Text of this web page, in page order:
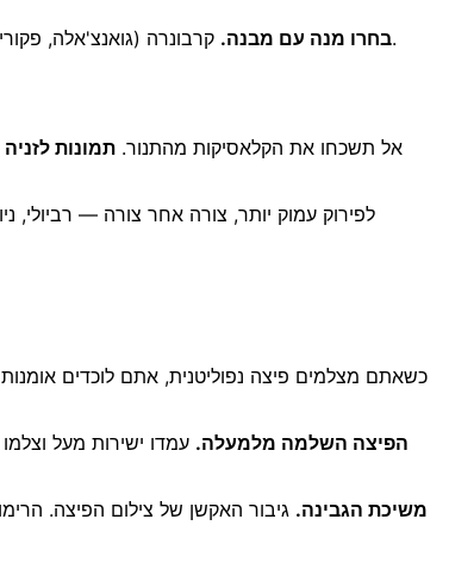
בחרו מנה עם מבנה.קרבונרה (גואנצ'אלה, פקורינו, סופה של פלפל גרוס), קצ'ו אה פפה, או ספגטי אל פומודורו פשוט עם עלה בזיליקום מושלם אחד מצטלמים נהדר כי יש להם מרקם וניגוד.
אל תשכחו את הקלאסיקות מהתנור. תמונות לזניה
לפירוק עמוק יותר, צורה אחר צורה — רביולי,
כשאתם מצלמים פיצה נפוליטנית, אתם לוכדים אומנות
הפיצה השלמה מלמעלה. עמדו ישירות מעל
משיכת הגבינה. גיבור האקשן של צילום הפיצה.